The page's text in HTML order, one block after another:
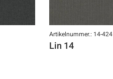
Artikelnummer.: 14-424
Lin 14